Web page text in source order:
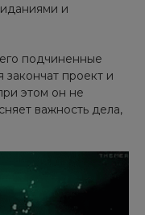
и
подчиненные
проект и
этом он не
важность дела,